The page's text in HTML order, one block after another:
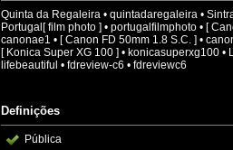
Quinta da Regaleira • quintadaregaleira •
Portugal[ film photo ] • portugalfilmphoto • [
canonae1 • [ Canon FD 50mm 1.8 S.C. ] •
[ Konica Super XG 100 ] • konicasuperxg100 •
lifebeautiful • fdreview-c6 • fdreviewc6
Definições
Pública